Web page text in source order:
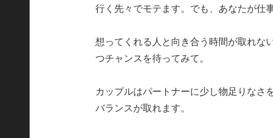
行く先々でモテます。でも、あなたが仕
想ってくれる人と向き合う時間が取れな
つチャンスを待ってみて。
カップルはパートナーに少し物足りなさ
バランスが取れます。